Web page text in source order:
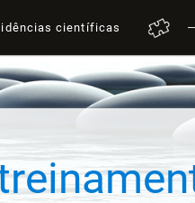
científicas